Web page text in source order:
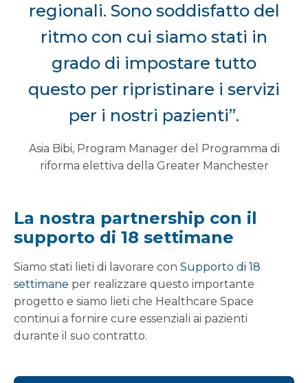
regionali. Sono soddisfatto del
ritmo con cui siamo stati in
grado di impostare tutto
questo per ripristinare i servizi
per i nostri pazienti”.
Asia Bibi, Program Manager del Programma di
riforma elettiva della Greater Manchester
La nostra partnership con il
supporto di 18 settimane
Siamo stati lieti di lavorare con Supporto di 18
settimane per realizzare questo importante
progetto e siamo lieti che Healthcare Space
continui a fornire cure essenziali ai pazienti
durante il suo contratto.